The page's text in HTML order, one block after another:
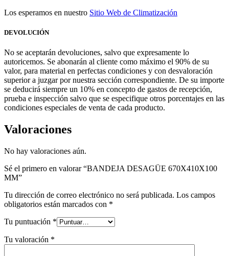
Los esperamos en nuestro Sitio Web de Climatización
DEVOLUCIÓN
No se aceptarán devoluciones, salvo que expresamente lo
autoricemos. Se abonarán al cliente como máximo el 90% de su
valor, para material en perfectas condiciones y con desvaloración
superior a juzgar por nuestra sección correspondiente. De su importe
se deducirá siempre un 10% en concepto de gastos de recepción,
prueba e inspección salvo que se especifique otros porcentajes en las
condiciones especiales de venta de cada producto.
Valoraciones
No hay valoraciones aún.
Sé el primero en valorar “BANDEJA DESAGÜE 670X410X100
MM”
Tu dirección de correo electrónico no será publicada. Los campos
obligatorios están marcados con *
Tu puntuación *
Tu valoración *